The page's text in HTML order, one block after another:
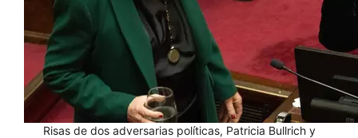
Risas de dos adversarias políticas, Patricia Bullrich y